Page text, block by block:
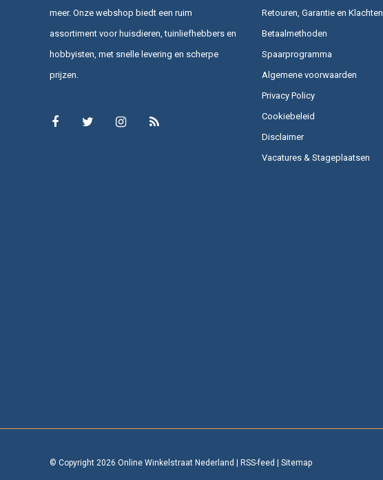
meer. Onze webshop biedt een ruim
assortiment voor huisdieren, tuinliefhebbers en
hobbyisten, met snelle levering en scherpe
prijzen.
Retouren, Garantie en Klachten
Betaalmethoden
Spaarprogramma
Algemene voorwaarden
Privacy Policy
Cookiebeleid
Disclaimer
Vacatures & Stageplaatsen
© Copyright 2026 Online Winkelstraat Nederland | RSS-feed | Sitemap